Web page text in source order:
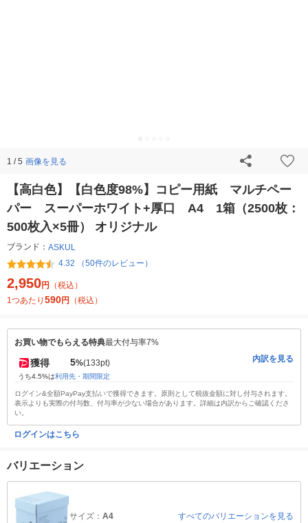
1 / 5 画像を見る
【高白色】【白色度98%】コピー用紙 マルチペー
パー スーパーホワイト+厚口 A4 1箱（2500枚：
500枚入×5冊） オリジナル
ブランド： ASKUL
4.32 （50件のレビュー）
2,950円
（税込）
1つあたり 590円 （税込）
お買い物でもらえる特典最大付与率7%
獲得 5%(133pt)
うち4.5%は利用先・期間限定
内訳を見る
ログイン&全額PayPay支払いで獲得できます。原則として税抜金額に対し付与されます。
表示よりも実際の付与数、付与率が少ない場合があります。詳細は内訳からご確認くださ
い。
ログインはこちら
バリエーション
サイズ： A4 すべてのバリエーションを見る